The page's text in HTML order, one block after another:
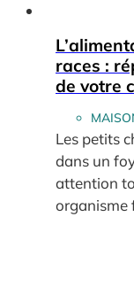
races :
de votre
Les petits
dans un
attention
organisme